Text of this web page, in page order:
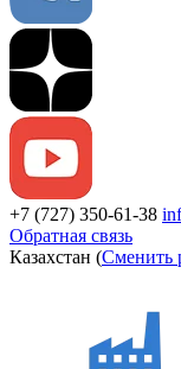
+7 (727) 350-61-38
Обратная связь
Казахстан (Сменить